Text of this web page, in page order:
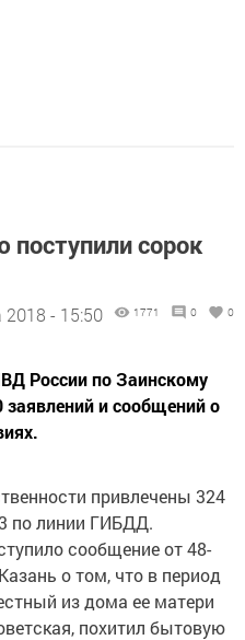
сорок
2018 - 15:50 1771 0 0
России по Заинскому
заявлений и сообщений о
привлечены 324
по линии ГИБДД.
сообщение от 48-
о том, что в период
из дома ее матери
похитил бытовую